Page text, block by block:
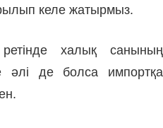
келе жатырмыз.
халық санының
әлі де болса импортқа